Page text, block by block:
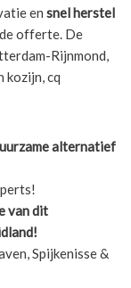
en snel herstel
offerte. De
Rijnmond,
kozijn, cq
alternatief
van dit
Spijkenisse &